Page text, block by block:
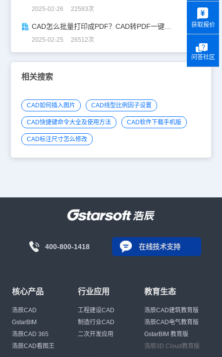
2025-02-26 22583次
CAD怎么批量打印成PDF？CAD转PDF一键批量完成！
2025-02-25 26512次
相关搜索
CAD如何插入图片 CAD线型比例因子设置
CAD快捷键命令大全及使用方法 CAD软件下载手机版
CAD标注尺寸怎么修改
400-800-1418 在线技术支持
核心产品
浩辰CAD
GstarBIM
浩辰CAD 365
浩辰CAD看图王
行业应用
工程建设CAD
制造行业CAD
二次开发应用
教育生态
浩辰CAD建筑教育版
浩辰CAD电气教育版
GstarBIM 教育版
浩辰3D Cloud教育版
获取报价
问答社区